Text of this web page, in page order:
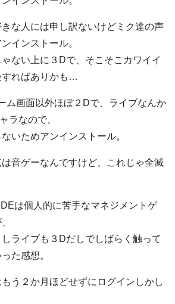
な人には申し訳ないけどミク達の声
インストール。
ない上に３Dで、そこそこカワイイ
すればありかも…
ム画面以外ほぼ２Dで、ライブなんか
ラなので、
いためアンインストール。
音ゲーなんですけど、これじゃ全滅
は個人的に苦手なマネジメントゲ
ライブも３Dだしでしばらく触って
た感想。
う２か月ほどせずにログインしかし